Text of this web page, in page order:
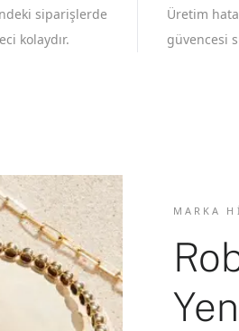
siparişlerde
kolaydır.
Üretim
güvencesi
MARKA